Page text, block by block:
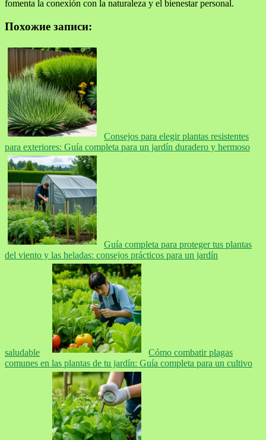
fomenta la conexión con la naturaleza y el bienestar personal.
Похожие записи:
Consejos para elegir plantas resistentes
para exteriores: Guía completa para un jardín duradero y hermoso
Guía completa para proteger tus plantas
del viento y las heladas: consejos prácticos para un jardín
saludable
Cómo combatir plagas
comunes en las plantas de tu jardín: Guía completa para un cultivo